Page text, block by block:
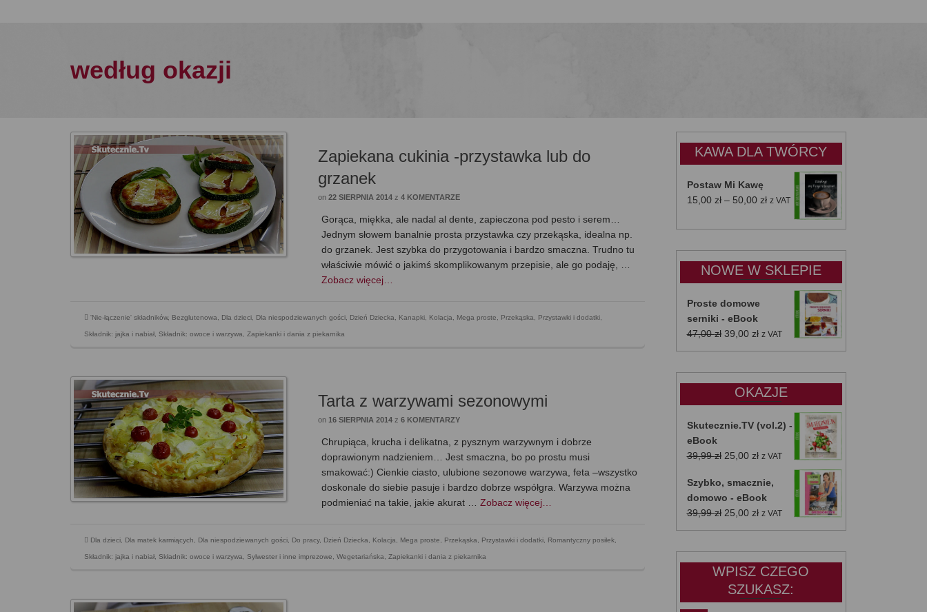
według okazji
Zapiekana cukinia -przystawka lub do
grzanek
on22 SIERPNIA 2014 z4 KOMENTARZE
Gorąca, miękka, ale nadal al dente, zapieczona pod pesto i serem…
Jednym słowem banalnie prosta przystawka czy przekąska, idealna np.
do grzanek. Jest szybka do przygotowania i bardzo smaczna. Trudno tu
właściwie mówić o jakimś skomplikowanym przepisie, ale go podaję, …
Zobacz więcej…
'Nie-łączenie' składników, Bezglutenowa, Dla dzieci, Dla niespodziewanych gości, Dzień Dziecka, Kanapki, Kolacja, Mega proste, Przekąska, Przystawki i dodatki,
Składnik: jajka i nabiał, Składnik: owoce i warzywa, Zapiekanki i dania z piekarnika
Tarta z warzywami sezonowymi
on 16 SIERPNIA 2014 z6 KOMENTARZY
Chrupiąca, krucha i delikatna, z pysznym warzywnym i dobrze
doprawionym nadzieniem… Jest smaczna, bo po prostu musi
smakować:) Cienkie ciasto, ulubione sezonowe warzywa, feta –wszystko
doskonale do siebie pasuje i bardzo dobrze współgra. Warzywa można
podmieniać na takie, jakie akurat …Zobacz więcej…
Dla dzieci, Dla matek karmiących, Dla niespodziewanych gości, Do pracy, Dzień Dziecka, Kolacja, Mega proste, Przekąska, Przystawki i dodatki, Romantyczny posiłek,
Składnik: jajka i nabiał, Składnik: owoce i warzywa, Sylwester i inne imprezowe, Wegetariańska, Zapiekanki i dania z piekarnika
KAWA DLA TWÓRCY
Postaw Mi Kawę
15,00 zł – 50,00 złZakres
od
do
50,00 zł
z VAT
NOWE W SKLEPIE
Proste domowe
serniki - eBook
47,00zł Pierwotna
cena
39,00 złAktualna
cena
z VAT
OKAZJE
Skutecznie.TV (vol.2) -
eBook
39,99zł Pierwotna
wynosiła:
39,99 zł.
25,00 złAktualna
wynosi:
25,00 zł.
z VAT
Szybko, smacznie,
domowo - eBook
39,99zł Pierwotna
cena
25,00 złAktualna
cena
z VAT
WPISZ CZEGO
SZUKASZ: